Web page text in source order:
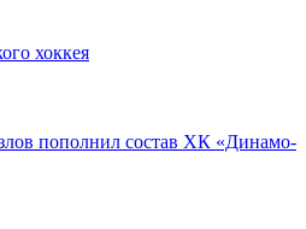
хоккея
пополнил состав ХК «Динамо-